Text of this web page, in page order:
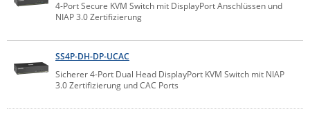
4-Port Secure KVM Switch mit DisplayPort Anschlüssen und
NIAP 3.0 Zertifizierung
SS4P-DH-DP-UCAC
Sicherer 4-Port Dual Head DisplayPort KVM Switch mit NIAP
3.0 Zertifizierung und CAC Ports